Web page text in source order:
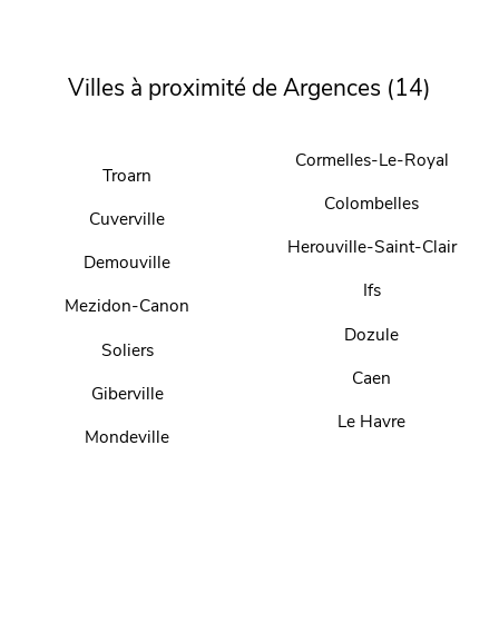
Villes à proximité de Argences (14)
Troarn
Cuverville
Demouville
Mezidon-Canon
Soliers
Giberville
Mondeville
Cormelles-Le-Royal
Colombelles
Herouville-Saint-Clair
Ifs
Dozule
Caen
Le Havre